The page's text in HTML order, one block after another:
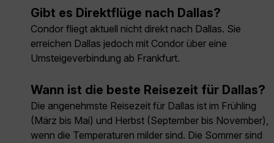
Gibt es Direktflüge nach Dallas?
Condor fliegt aktuell nicht direkt nach Dallas. Sie
erreichen Dallas jedoch mit Condor über eine
Umsteigeverbindung ab Frankfurt.
Wann ist die beste Reisezeit für Dallas?
Die angenehmste Reisezeit für Dallas ist im Frühling
(März bis Mai) und Herbst (September bis November),
wenn die Temperaturen milder sind. Die Sommer sind